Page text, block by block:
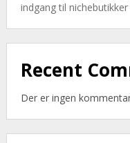
indgang til nichebutikker
Recent
Der er ingen